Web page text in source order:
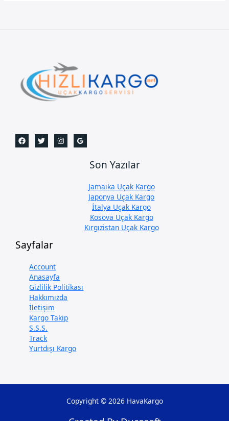
Son Yazılar
Jamaika Uçak Kargo
Japonya Uçak Kargo
İtalya Uçak Kargo
Kosova Uçak Kargo
Kırgızistan Uçak Kargo
Sayfalar
Account
Anasayfa
Gizlilik Politikası
Hakkımızda
İletişim
Kargo Takip
S.S.S.
Track
Yurtdışı Kargo
Copyright © 2026 HavaKargo